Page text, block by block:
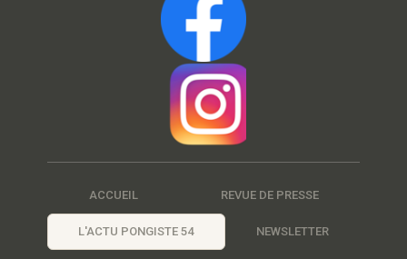
ACCUEIL REVUE DE PRESSE
L'ACTU PONGISTE 54 NEWSLETTER